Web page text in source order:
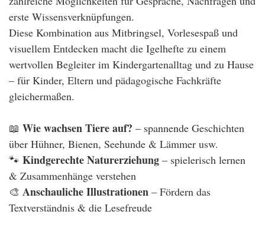
erste Wissensverknüpfungen.
Diese Kombination aus Mitbringsel, Vorlesespaß und
visuellem Entdecken macht die Igelhefte zu einem
wertvollen Begleiter im Kindergartenalltag und zu Hause
– für Kinder, Eltern und pädagogische Fachkräfte
gleichermaßen.
📖 Wie wachsen Tiere auf? – spannende Geschichten
über Hühner, Bienen, Seehunde & Lämmer usw.
🐾 Kindgerechte Naturerziehung – spielerisch lernen
& Zusammenhänge verstehen
🎨 Anschauliche Illustrationen – Fördern das
Textverständnis & die Lesefreude